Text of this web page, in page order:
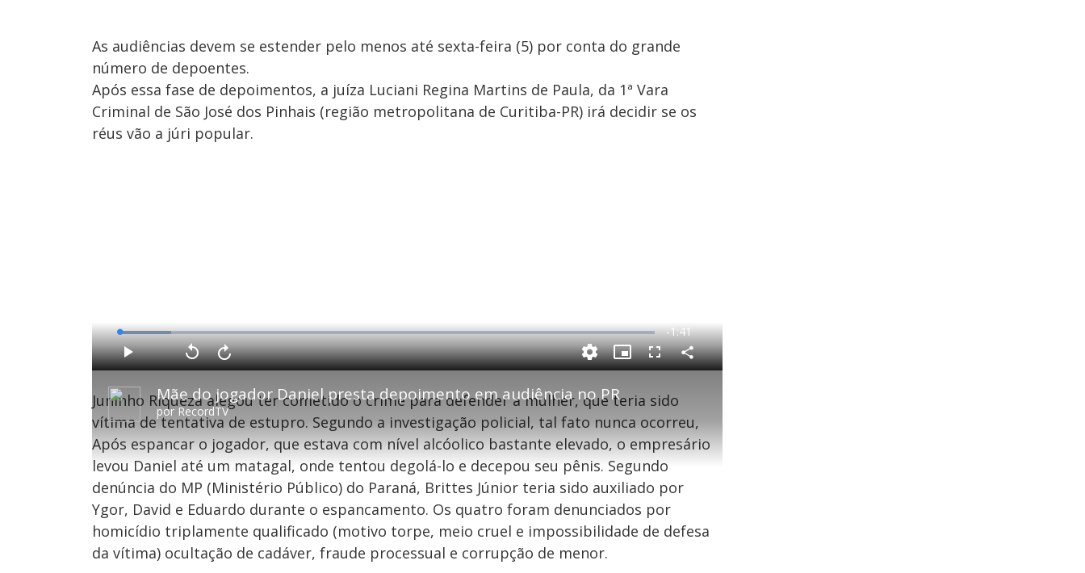
As audiências devem se estender pelo menos até sexta-feira (5) por conta do grande
número de depoentes.
Após essa fase de depoimentos, a juíza Luciani Regina Martins de Paula, da 1ª Vara
Criminal de São José dos Pinhais (região metropolitana de Curitiba-PR) irá decidir se os
réus vão a júri popular.
P
l
a
Mãe do jogador Daniel presta depoimento em audiência no PR
porRecordTV
P
l
y
V
o
t
a
r
1
0
s
g
n
d
A
v
n
ç
a
r
1
0
e
u
n
o
s
M
u
L
o
a
d
e
6
8
%
R
e
m
a
n
n
g
T
i
-1:41
e
l
c
d
a
e
P
i
u
r
-
i
-
i
c
u
r
e
F
u
s
c
e
e
C
o
i
l
h
a
r
Juninho Riqueza alegou ter cometido o crime para defender a mulher, que teria sido
vítima de tentativa de estupro. Segundo a investigação policial, tal fato nunca ocorreu,
Após espancar o jogador, que estava com nível alcóolico bastante elevado, o empresário
levou Daniel até um matagal, onde tentou degolá-lo e decepou seu pênis. Segundo
denúncia do MP (Ministério Público) do Paraná, Brittes Júnior teria sido auxiliado por
Ygor, David e Eduardo durante o espancamento. Os quatro foram denunciados por
homicídio triplamente qualificado (motivo torpe, meio cruel e impossibilidade de defesa
da vítima) ocultação de cadáver, fraude processual e corrupção de menor.